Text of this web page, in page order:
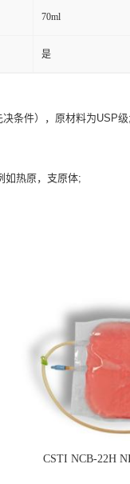
70ml
是
条件），原材料为USP
如热原，支原体;
CSTI NCB-22H